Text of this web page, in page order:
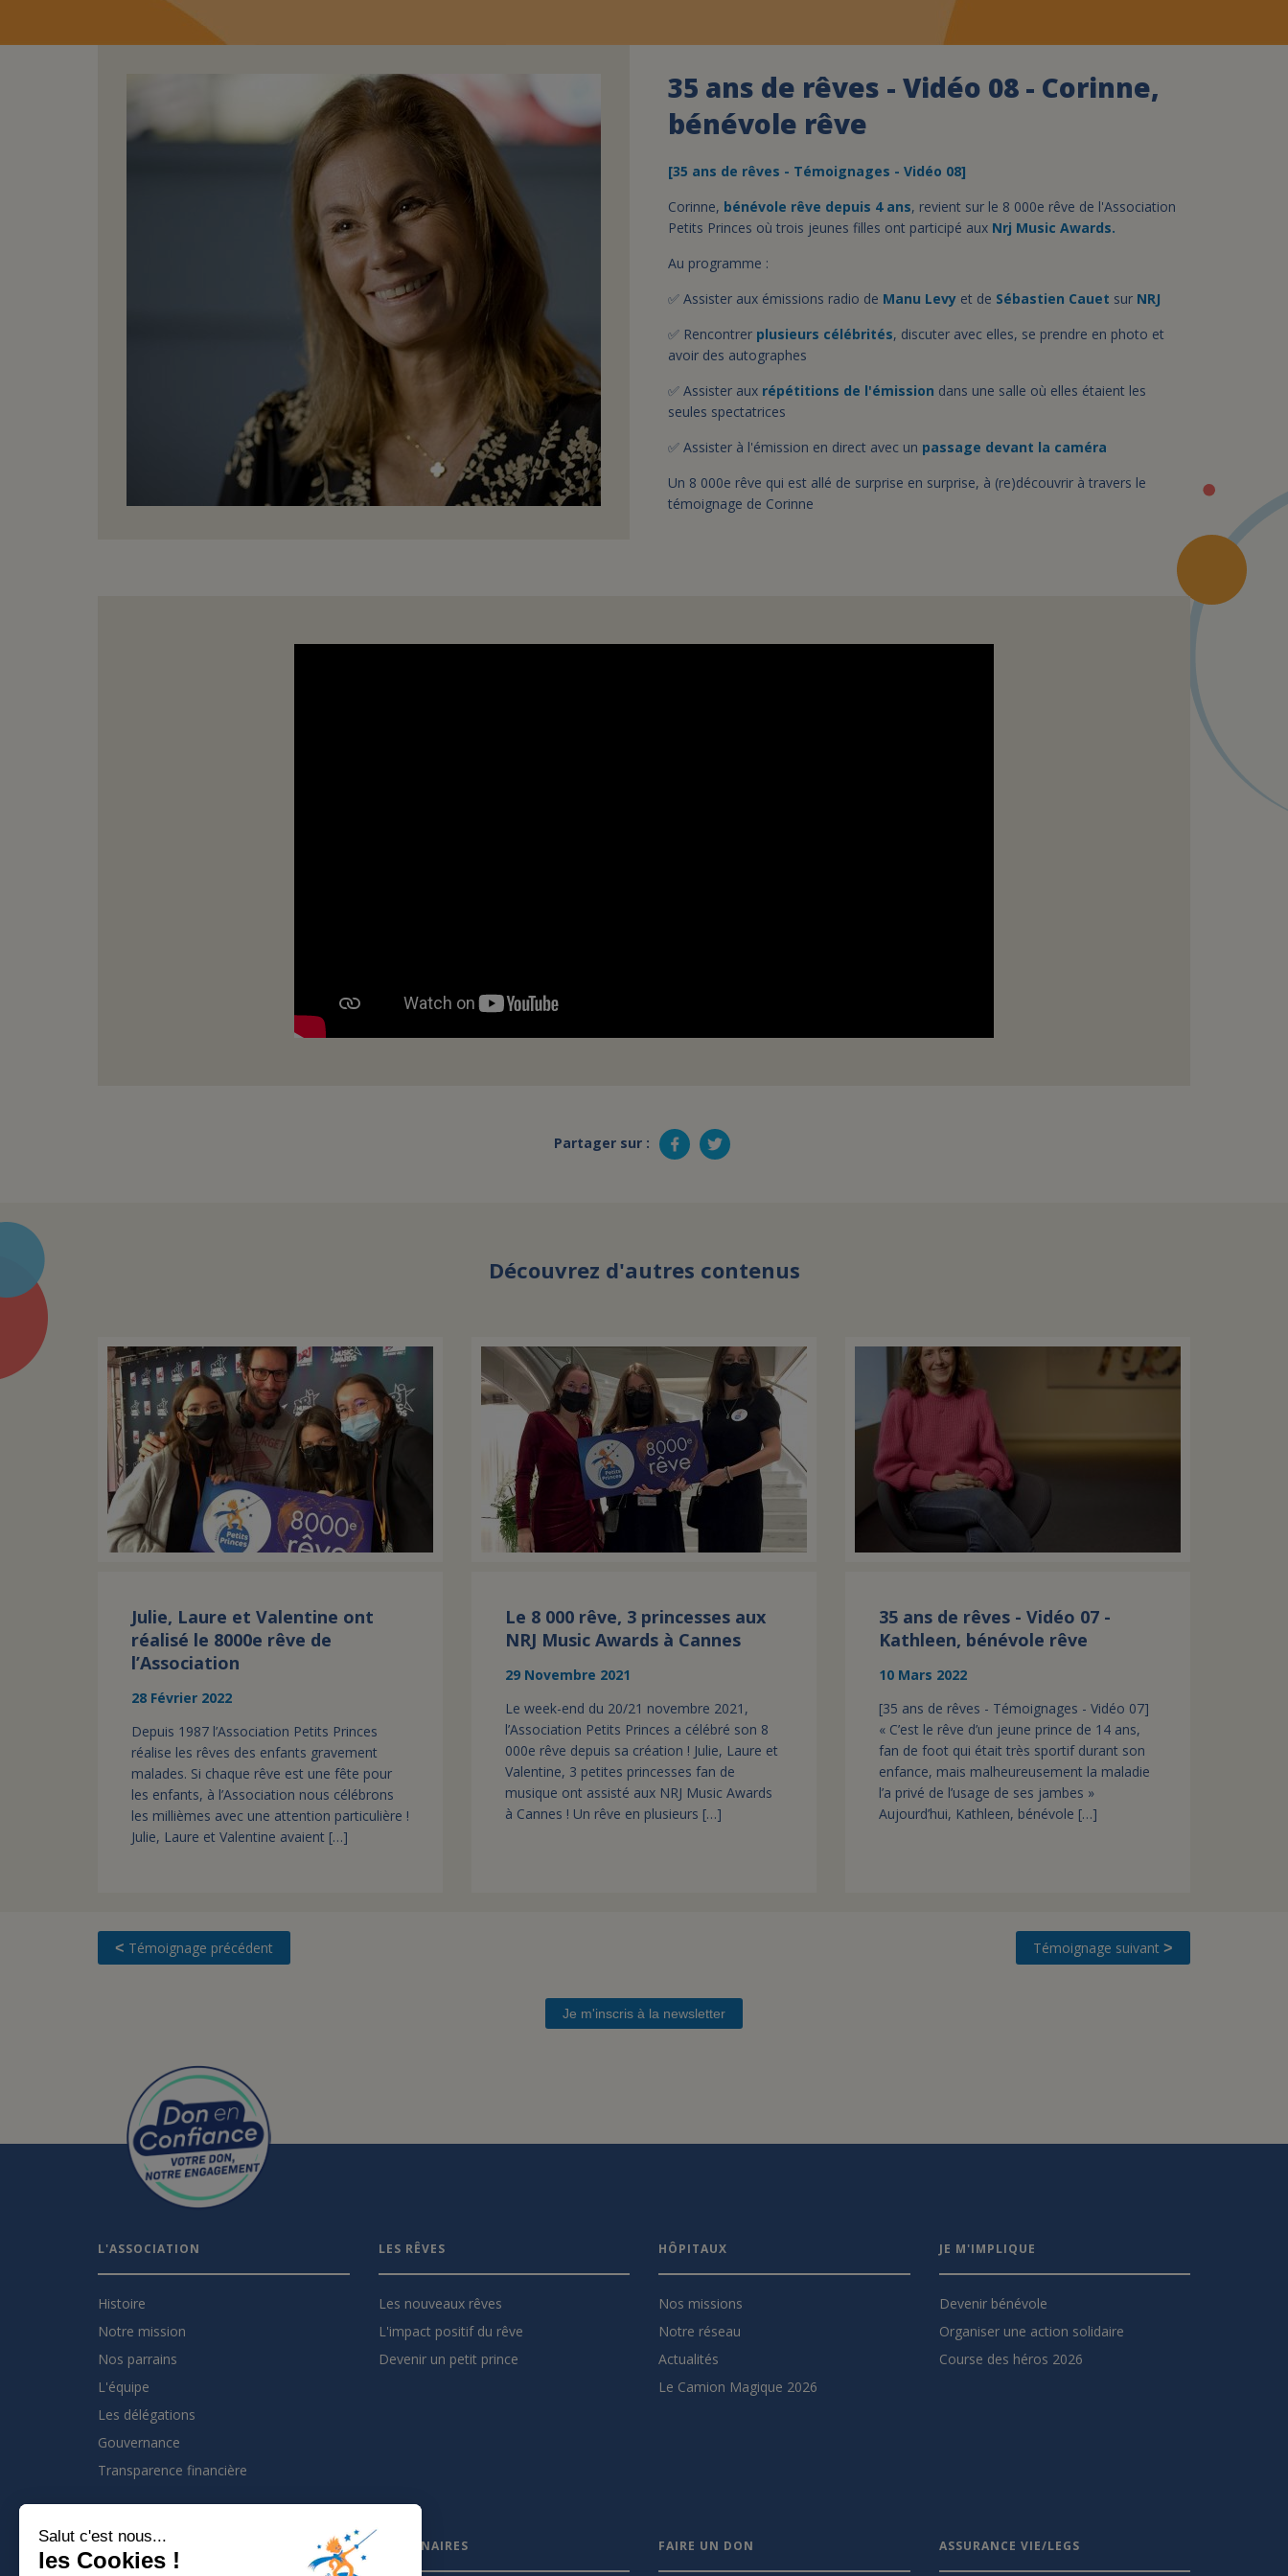
Salut c'est nous...
les Cookies !
35 ans de rêves - Vidéo 08 - Corinne,
bénévole rêve
[35 ans de rêves - Témoignages - Vidéo 08]
Corinne, bénévole rêve depuis 4 ans, revient sur le 8 000e rêve de l'Association
Petits Princes où trois jeunes filles ont participé aux Nrj Music Awards.
Au programme :
✅ Assister aux émissions radio de Manu Levy et de Sébastien Cauet sur NRJ
✅ Rencontrer plusieurs célébrités, discuter avec elles, se prendre en photo et
avoir des autographes
✅ Assister aux répétitions de l'émission dans une salle où elles étaient les
seules spectatrices
✅ Assister à l'émission en direct avec un passage devant la caméra
Un 8 000e rêve qui est allé de surprise en surprise, à (re)découvrir à travers le
témoignage de Corinne
Partager sur :
Découvrez d'autres contenus
Julie, Laure et Valentine ont
réalisé le 8000e rêve de
l’Association
28 Février 2022
Depuis 1987 l’Association Petits Princes
réalise les rêves des enfants gravement
malades. Si chaque rêve est une fête pour
les enfants, à l’Association nous célébrons
les millièmes avec une attention particulière !
Julie, Laure et Valentine avaient […]
Le 8 000 rêve, 3 princesses aux
NRJ Music Awards à Cannes
29 Novembre 2021
Le week-end du 20/21 novembre 2021,
l’Association Petits Princes a célébré son 8
000e rêve depuis sa création ! Julie, Laure et
Valentine, 3 petites princesses fan de
musique ont assisté aux NRJ Music Awards
à Cannes ! Un rêve en plusieurs […]
35 ans de rêves - Vidéo 07 -
Kathleen, bénévole rêve
10 Mars 2022
[35 ans de rêves - Témoignages - Vidéo 07]
« C’est le rêve d’un jeune prince de 14 ans,
fan de foot qui était très sportif durant son
enfance, mais malheureusement la maladie
l’a privé de l’usage de ses jambes »
Aujourd’hui, Kathleen, bénévole […]
< Témoignage précédent Témoignage suivant >
Je m'inscris à la newsletter
L'ASSOCIATION
Histoire
Notre mission
Nos parrains
L'équipe
Les délégations
Gouvernance
Transparence financière
LES RÊVES
Les nouveaux rêves
L'impact positif du rêve
Devenir un petit prince
HÔPITAUX
Nos missions
Notre réseau
Actualités
Le Camion Magique 2026
JE M'IMPLIQUE
Devenir bénévole
Organiser une action solidaire
Course des héros 2026
INSCRIVEZ VOUS À LA NEWSLETTER PARTENAIRES FAIRE UN DON ASSURANCE VIE/LEGS